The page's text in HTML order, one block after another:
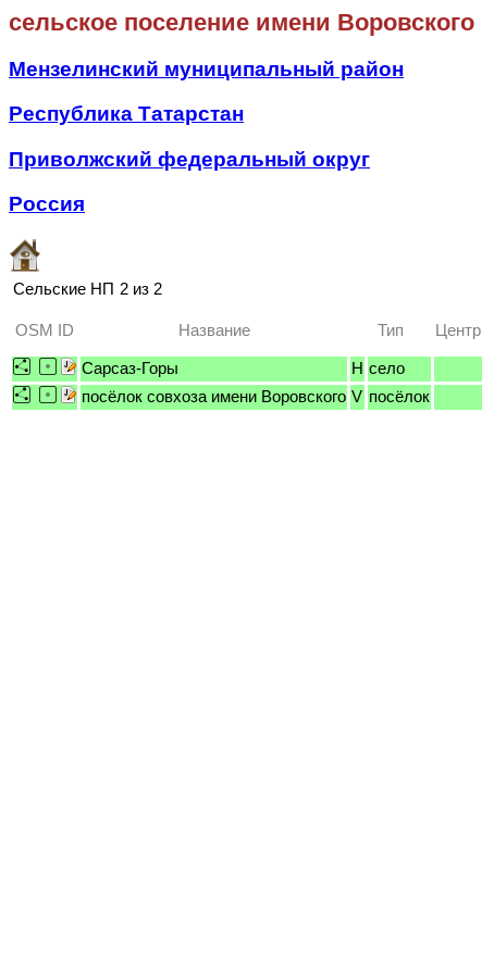
сельское поселение имени Воровского
Мензелинский муниципальный район
Республика Татарстан
Приволжский федеральный округ
Россия
Сельские НП 2 из 2
OSM ID Название Тип Центр
Сарсаз-Горы H село
посёлок совхоза имени Воровского V посёлок